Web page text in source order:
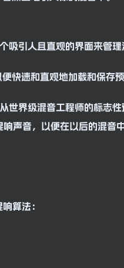
吸引人且直观的界面来管
快速和直观地加载和保存
世界级混音工程师的标志
声音，以便在以后的混音
算法：